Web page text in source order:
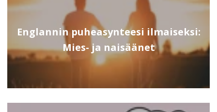
Englannin puheasynteesi ilmaiseksi:
Mies- ja naisäänet